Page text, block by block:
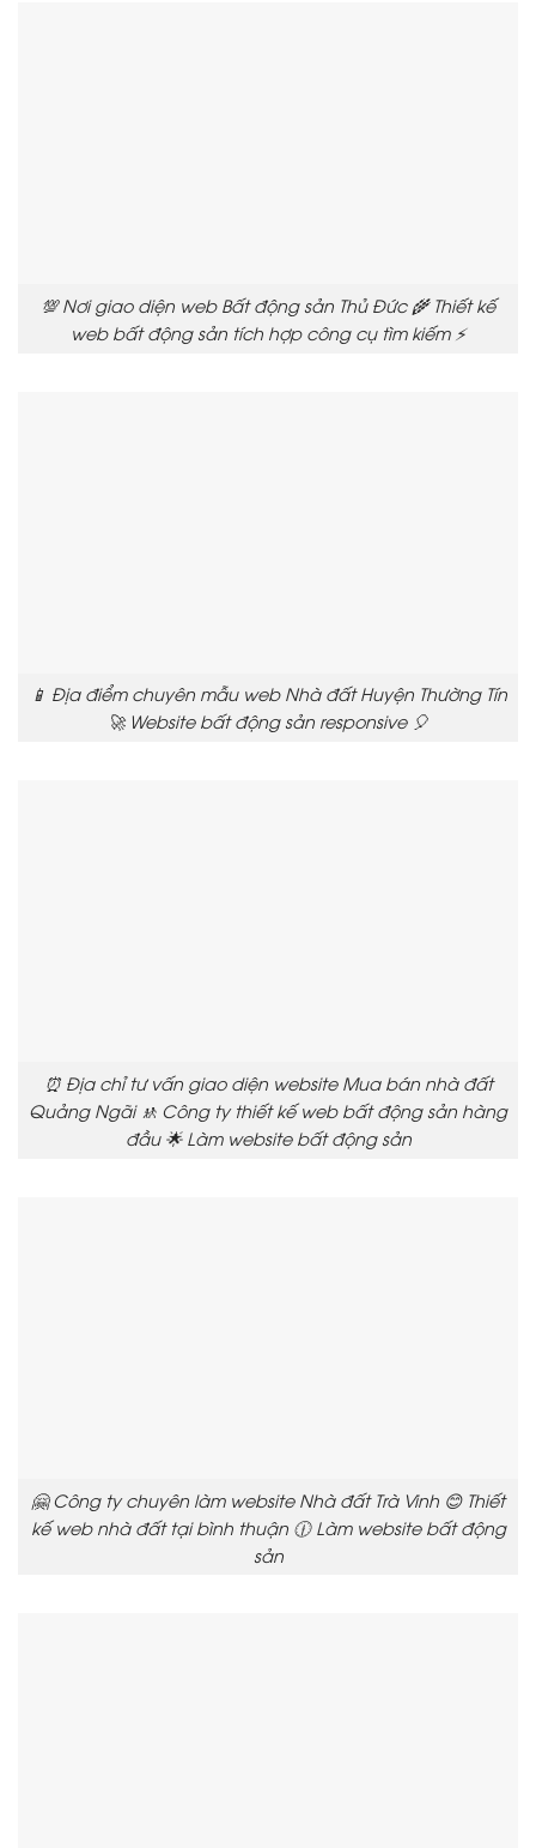
💯 Nơi giao diện web Bất động sản Thủ Đức 🌾 Thiết kế
web bất động sản tích hợp công cụ tìm kiếm ⚡
📱 Địa điểm chuyên mẫu web Nhà đất Huyện Thường Tín
🚀 Website bất động sản responsive 🎈
⏰ Địa chỉ tư vấn giao diện website Mua bán nhà đất
Quảng Ngãi 🚸 Công ty thiết kế web bất động sản hàng
đầu 🌟 Làm website bất động sản
🤗 Công ty chuyên làm website Nhà đất Trà Vinh 😊 Thiết
kế web nhà đất tại bình thuận 🕧 Làm website bất động
sản